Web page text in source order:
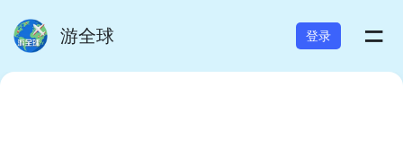
游全球 登录 =